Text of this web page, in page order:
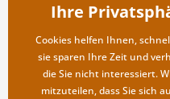
Versand- und
Rücksendung der Ware
Ihre
Cookies helfen Ihnen,
sie sparen Ihre Zeit und
die Sie nicht interessiert.
mitzuteilen, dass Sie sich